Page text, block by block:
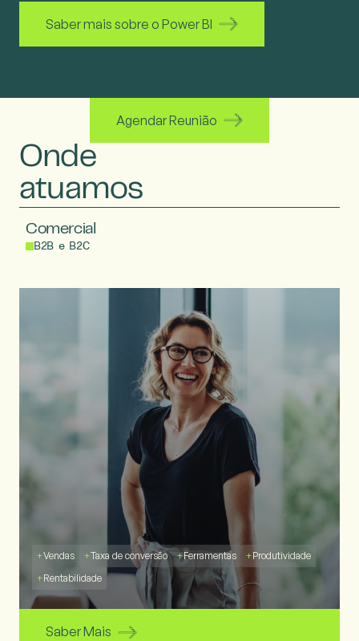
Saber mais sobre o Power BI
Agendar Reunião
Onde
atuamos
Comercial
B2B e B2C
+Vendas +Taxa de conversão +Ferramentas +Produtividade
+Rentabilidade
Saber Mais